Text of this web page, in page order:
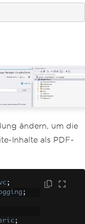
ändern, um die
Inhalte als PDF-
;
;
;